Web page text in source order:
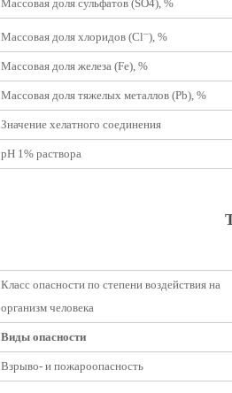
Массовая доля сульфатов (SO4), %
Массовая доля хлоридов (Cl–), %
Массовая доля железа (Fe), %
Массовая доля тяжелых металлов (Pb), %
Значение хелатного соединения
рН 1% раствора
Класс опасности по степени воздействия на
организм человека
Виды опасности
Взрыво- и пожароопасность